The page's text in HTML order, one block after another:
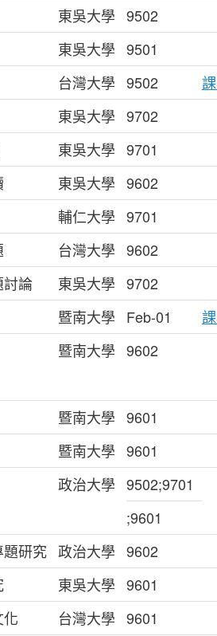
東吳大學 9502
東吳大學 9501
台灣大學 9502
東吳大學 9702
東吳大學 9701
東吳大學 9602
輔仁大學 9701
台灣大學 9602
論
東吳大學 9702
暨南大學 Feb-01
暨南大學 9602
暨南大學 9601
暨南大學 9601
政治大學 9502;9701
;9601
研究 政治大學 9602
東吳大學 9601
台灣大學 9601